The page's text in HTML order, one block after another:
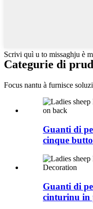
Scrivi quì u to missaghju è
Categurie di
Focus nantu à furnisce
Guanti di
cinque
Guanti di
cinturinu in